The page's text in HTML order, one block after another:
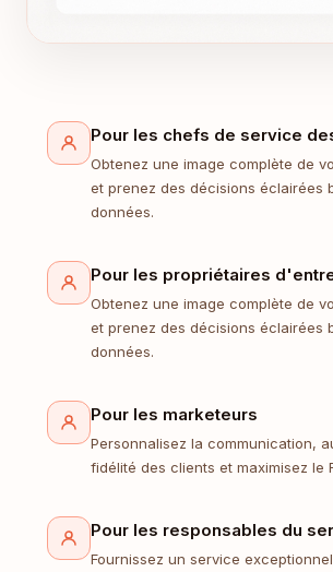
Pour les chefs de service
Obtenez une image complète de
et prenez des décisions éclairées
données.
Pour les propriétaires
Obtenez une image complète de
et prenez des décisions éclairées
données.
Pour les marketeurs
Personnalisez la communication,
fidélité des clients et maximisez le
Pour les responsables du
Fournissez un service